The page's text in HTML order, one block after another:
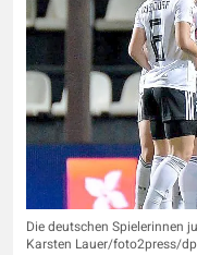
Die deutschen Spielerinnen
Karsten Lauer/foto2press/